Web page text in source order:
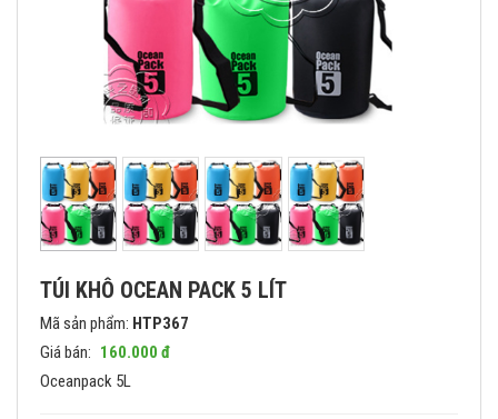
TÚI KHÔ OCEAN PACK 5 LÍT
Mã sản phẩm: HTP367
Giá bán: 160.000 đ
Oceanpack 5L